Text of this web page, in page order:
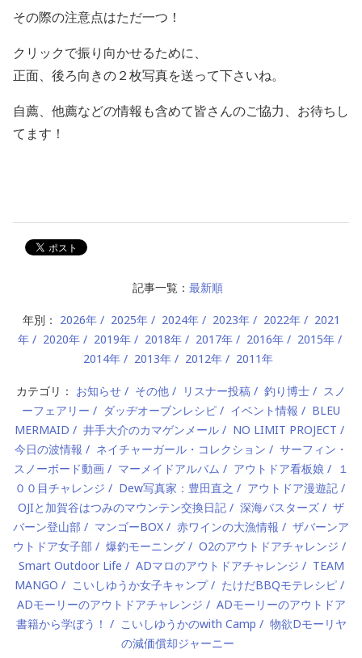
その際の注意点はただ一つ！
クリックで振り向かせるために、
正面、後ろ向きの２枚写真を送って下さいね。
自薦、他薦などの情報も含めて皆さんのご協力、お待ちし
てます！
記事一覧： 最新順
年別： 2026年 2025年 2024年 2023年 2022年
2021
年
2020年 2019年 2018年 2017年 2016年
2015年
2014年
2013年 2012年 2011年
カテゴリ： お知らせ その他 リスナー投稿 釣り博士
スノ
ーフェアリー
ダッヂオーブンレシピ イベント情報
BLEU
MERMAID
井手大介のカマゲンメール
NO LIMIT PROJECT
今日の波情報
ネイチャーガール・コレクション
サーフィン・
スノーボード動画
マーメイドアルバム アウトドア看板娘
１
００目チャレンジ
Dew写真家：豊田直之
アウトドア漫遊記
OJIと加賀谷はつみのマウンテン交換日記
深海バスターズ
ザ
バーン登山部
マンゴーBOX 赤ワインの大漁情報
ザバーンア
ウトドア女子部
爆釣モーニング
O2のアウトドアチャレンジ
Smart Outdoor Life
ADマロのアウトドアチャレンジ
TEAM
MANGO
こいしゆうか女子キャンプ
たけだBBQモテレシピ
ADモーリーのアウトドアチャレンジ
ADモーリーのアウトドア
書籍から学ぼう！
こいしゆうかのwith Camp
物欲Dモーリヤ
の減価償却ジャーニー